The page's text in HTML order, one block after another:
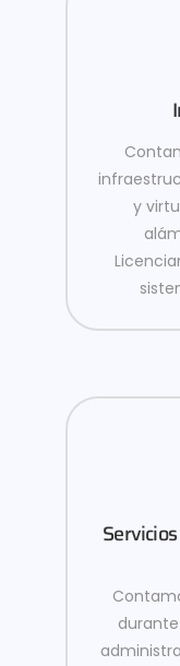
y
durante